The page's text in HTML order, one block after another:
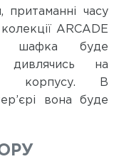
притаманні часу
ARCADE
шафка буде
на
корпусу. В
вона буде